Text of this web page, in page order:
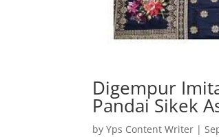
Digempur
Pandai Sikek
byYps Content Writer |